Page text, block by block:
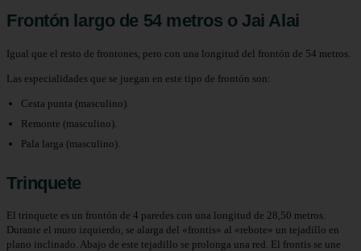
Frontón largo de 54 metros o Jai Alai
Igual que el resto de frontones, pero con una longitud del frontón de 54 metros.
Las especialidades que se juegan en este tipo de frontón son:
Cesta punta (masculino).
Remonte (masculino).
Pala larga (masculino).
Trinquete
El trinquete es un frontón de 4 paredes con una longitud de 28,50 metros.
Durante el muro izquierdo, se alarga del «frontis» al «rebote» un tejadillo en
plano inclinado. Abajo de este tejadillo se prolonga una red. El frontis se une